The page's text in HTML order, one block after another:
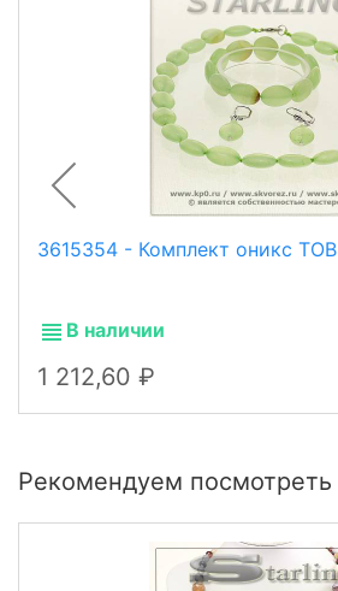
3615354 - Комплект оникс ТОВ
В наличии
1 212,60
Рекомендуем посмотреть